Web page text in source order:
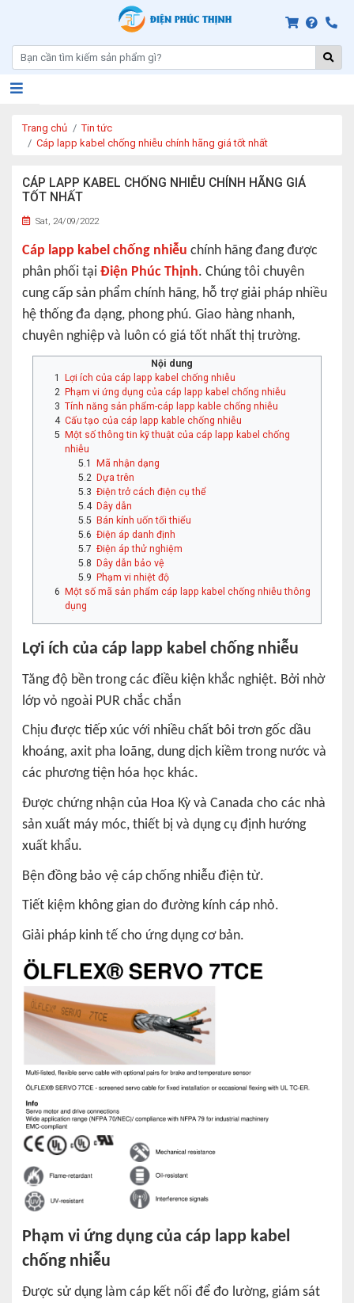
Trang chủ
Tin tức
Cáp lapp kabel chống nhiễu chính hãng giá tốt nhất
CÁP LAPP KABEL CHỐNG NHIỄU CHÍNH HÃNG GIÁ
TỐT NHẤT
Sat, 24/09/2022
Cáp lapp kabel chống nhiễu chính hãng đang được
phân phối tại Điện Phúc Thịnh. Chúng tôi chuyên
cung cấp sản phẩm chính hãng, hỗ trợ giải pháp nhiều
hệ thống đa dạng, phong phú. Giao hàng nhanh,
chuyên nghiệp và luôn có giá tốt nhất thị trường.
Nội dung
Lợi ích của cáp lapp kabel chống nhiễu
Phạm vi ứng dụng của cáp lapp kabel chống nhiễu
Tính năng sản phẩm-cáp lapp kable chống nhiễu
Cấu tạo của cáp lapp kable chống nhiễu
Một số thông tin kỹ thuật của cáp lapp kabel chống
nhiễu
Mã nhận dạng
Dựa trên
Điện trở cách điện cụ thể
Dây dẫn
Bán kính uốn tối thiểu
Điện áp danh định
Điện áp thử nghiệm
Dây dẫn bảo vệ
Phạm vi nhiệt độ
Một số mã sản phẩm cáp lapp kabel chống nhiễu thông
dụng
Lợi ích của cáp lapp kabel chống nhiễu
Tăng độ bền trong các điều kiện khắc nghiệt. Bởi nhờ
lớp vỏ ngoài PUR chắc chắn
Chịu được tiếp xúc với nhiều chất bôi trơn gốc dầu
khoáng, axit pha loãng, dung dịch kiềm trong nước và
các phương tiện hóa học khác.
Được chứng nhận của Hoa Kỳ và Canada cho các nhà
sản xuất máy móc, thiết bị và dụng cụ định hướng
xuất khẩu.
Bện đồng bảo vệ cáp chống nhiễu điện từ.
Tiết kiệm không gian do đường kính cáp nhỏ.
Giải pháp kinh tế cho ứng dụng cơ bản.
Phạm vi ứng dụng của cáp lapp kabel
chống nhiễu
Được sử dụng làm cáp kết nối để đo lường, giám sát